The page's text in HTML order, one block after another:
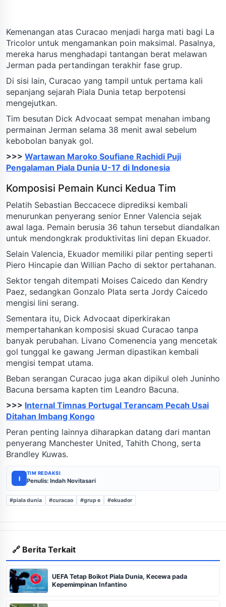
Kemenangan atas Curacao menjadi harga mati bagi La
Tricolor untuk mengamankan poin maksimal. Pasalnya,
mereka harus menghadapi tantangan berat melawan
Jerman pada pertandingan terakhir fase grup.
Di sisi lain, Curacao yang tampil untuk pertama kali
sepanjang sejarah Piala Dunia tetap berpotensi
mengejutkan.
Tim besutan Dick Advocaat sempat menahan imbang
permainan Jerman selama 38 menit awal sebelum
kebobolan banyak gol.
>>> Wartawan Maroko Soufiane Rachidi Puji
Pengalaman Piala Dunia U-17 di Indonesia
Komposisi Pemain Kunci Kedua Tim
Pelatih Sebastian Beccacece diprediksi kembali
menurunkan penyerang senior Enner Valencia sejak
awal laga. Pemain berusia 36 tahun tersebut diandalkan
untuk mendongkrak produktivitas lini depan Ekuador.
Selain Valencia, Ekuador memiliki pilar penting seperti
Piero Hincapie dan Willian Pacho di sektor pertahanan.
Sektor tengah ditempati Moises Caicedo dan Kendry
Paez, sedangkan Gonzalo Plata serta Jordy Caicedo
mengisi lini serang.
Sementara itu, Dick Advocaat diperkirakan
mempertahankan komposisi skuad Curacao tanpa
banyak perubahan. Livano Comenencia yang mencetak
gol tunggal ke gawang Jerman dipastikan kembali
mengisi tempat utama.
Beban serangan Curacao juga akan dipikul oleh Juninho
Bacuna bersama kapten tim Leandro Bacuna.
>>> Internal Timnas Portugal Terancam Pecah Usai
Ditahan Imbang Kongo
Peran penting lainnya diharapkan datang dari mantan
penyerang Manchester United, Tahith Chong, serta
Brandley Kuwas.
I
TIM REDAKSI
Penulis: Indah Novitasari
#piala dunia #curacao #grup e #ekuador
🔗 Berita Terkait
UEFA Tetap Boikot Piala Dunia, Kecewa pada
Kepemimpinan Infantino